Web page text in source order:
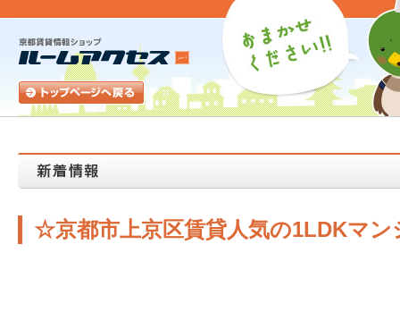
☆京都市上京区賃貸人気の1LDKマ